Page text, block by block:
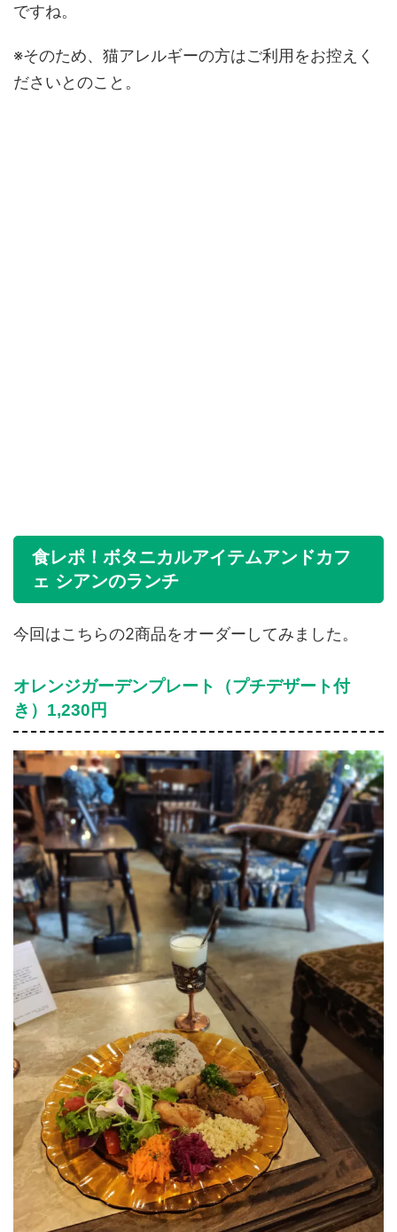
ですね。
※そのため、猫アレルギーの方はご利用をお控えく
ださいとのこと。
食レポ！ボタニカルアイテムアンドカフ
ェ シアンのランチ
今回はこちらの2商品をオーダーしてみました。
オレンジガーデンプレート（プチデザート付
き）1,230円